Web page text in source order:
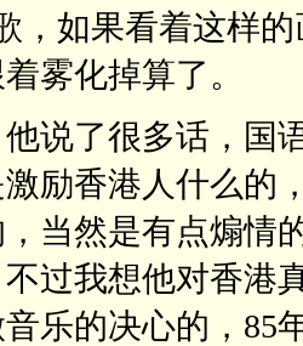
，如果看着这样
雾化掉算了。
说了很多话，国
励香港人什么的
当然是有点煽情
过我想他对香港
乐的决心的，85